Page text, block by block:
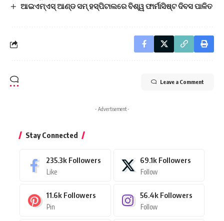
ଆଇଏମ୍‌ଏସ୍ ଆଣ୍ଡ ସମ୍ ହସ୍ପିଟାଲରେ ବିଶ୍ୱ ଫାର୍ମାସିଷ୍ଟ ଦିବସ ପାଳିତ
Leave a Comment
- Advertisement -
Stay Connected
235.3k Followers
Like
69.1k Followers
Follow
11.6k Followers
Pin
56.4k Followers
Follow